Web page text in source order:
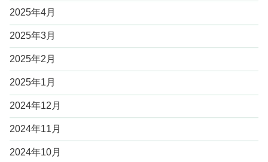
2025年4月
2025年3月
2025年2月
2025年1月
2024年12月
2024年11月
2024年10月